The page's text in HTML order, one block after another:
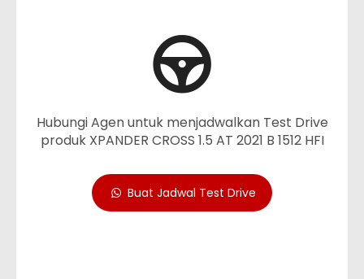
Hubungi Agen untuk menjadwalkan Test Drive
produk XPANDER CROSS 1.5 AT 2021 B 1512 HFI
Buat Jadwal Test Drive